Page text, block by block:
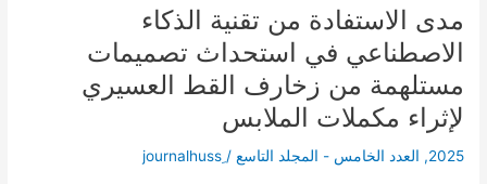
مدى الاستفادة من تقنية الذكاء
الاصطناعي في استحداث تصميمات
مستلهمة من زخارف القط العسيري
لإثراء مكملات الملابس
2025
, العدد الخامس - المجلد التاسع /
ِjournalhuss
مدى
الاستفادة
من
تقنية
الذكاء
الاصطناعي
في